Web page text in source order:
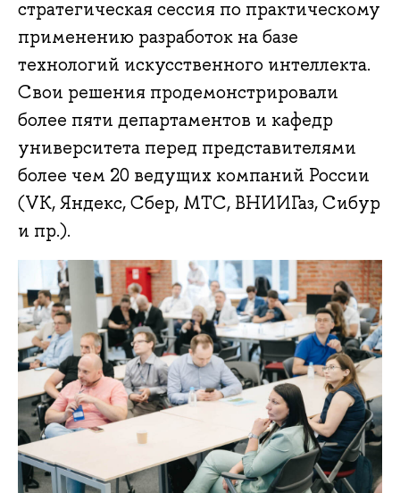
стратегическая сессия по практическому
применению разработок на базе
технологий искусственного интеллекта.
Свои решения продемонстрировали
более пяти департаментов и кафедр
университета перед представителями
более чем 20 ведущих компаний России
(VK, Яндекс, Сбер, МТС, ВНИИГаз, Сибур
и пр.).